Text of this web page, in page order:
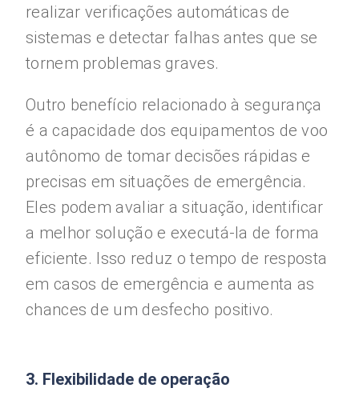
realizar verificações automáticas de
sistemas e detectar falhas antes que se
tornem problemas graves.
Outro benefício relacionado à segurança
é a capacidade dos equipamentos de voo
autônomo de tomar decisões rápidas e
precisas em situações de emergência.
Eles podem avaliar a situação, identificar
a melhor solução e executá-la de forma
eficiente. Isso reduz o tempo de resposta
em casos de emergência e aumenta as
chances de um desfecho positivo.
3. Flexibilidade de operação